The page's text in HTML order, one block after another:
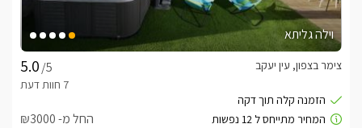
וילה גליתא
/5
צימר בצפון, עין יעקב
החל מ- ₪3000